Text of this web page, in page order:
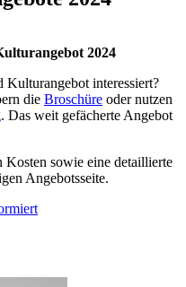
2024
Kulturangebot interessiert?
die Broschüre oder nutzen
. Das weit gefächerte Angebot
sowie eine detaillierte
Angebotsseite.